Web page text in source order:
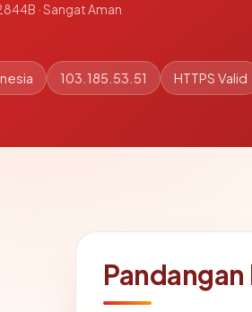
· Sangat Aman
103.185.53.51 HTTPS Valid